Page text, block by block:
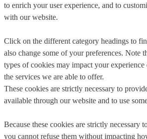
to enrich your user experience, and to
with our website.
Click on the different category headings to
also change some of your preferences. Note
types of cookies may impact your experience
the services we are able to offer.
These cookies are strictly necessary to
available through our website and to use
Because these cookies are strictly necessary
you cannot refuse them without impacting